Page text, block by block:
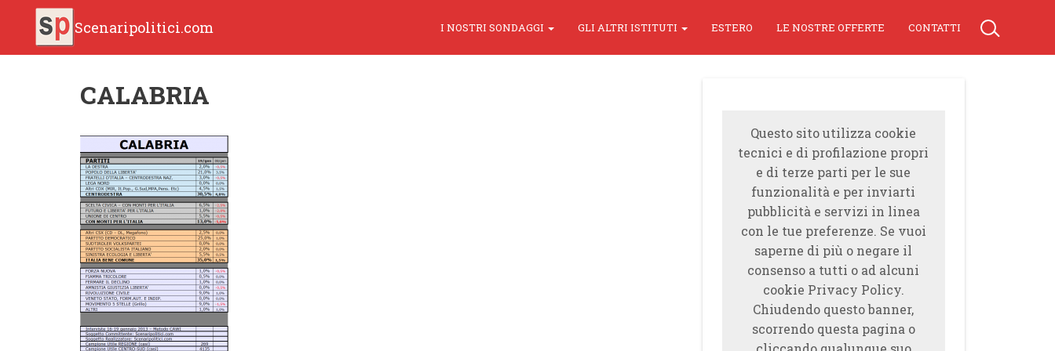
Scenaripolitici.com I NOSTRI SONDAGGI GLI ALTRI ISTITUTI ESTERO LE NOSTRE OFFERTE CONTATTI
CALABRIA
Questo sito utilizza cookie
tecnici e di profilazione propri
e di terze parti per le sue
funzionalità e per inviarti
pubblicità e servizi in linea
con le tue preferenze. Se vuoi
saperne di più o negare il
consenso a tutti o ad alcuni
cookie Privacy Policy.
Chiudendo questo banner,
scorrendo questa pagina o